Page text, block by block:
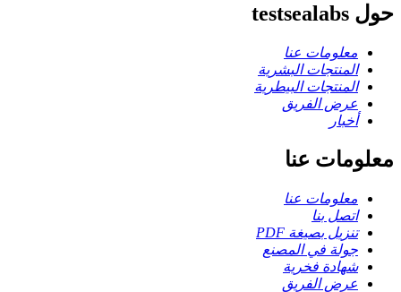
حول testsealabs
معلومات عنا
المنتجات البشرية
المنتجات البيطرية
عرض الفريق
أخبار
معلومات عنا
معلومات عنا
اتصل بنا
تنزيل بصيغة PDF
جولة في المصنع
شهادة فخرية
عرض الفريق